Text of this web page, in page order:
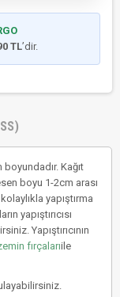
TL’dir.
Kağıt
boyu 1-2cm arası
yapıştırma
yapıştırıcısı
Yapıştırıcının
fırçalarıile